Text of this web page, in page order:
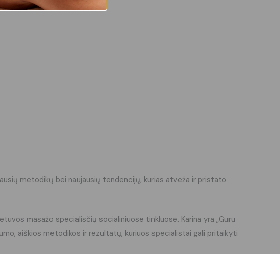
metodikų bei naujausių tendencijų, kurias atveža ir pristato
masažo specialisčių socialiniuose tinkluose. Karina yra „Guru
aiškios metodikos ir rezultatų, kuriuos specialistai gali pritaikyti